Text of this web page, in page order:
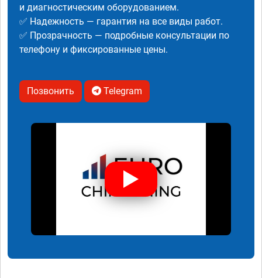
и диагностическим оборудованием.
✅ Надежность — гарантия на все виды работ.
✅ Прозрачность — подробные консультации по
телефону и фиксированные цены.
Позвонить Telegram